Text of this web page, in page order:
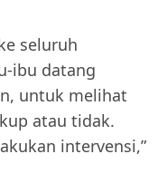
seluruh
ibu datang
untuk melihat
atau tidak.
intervensi,”